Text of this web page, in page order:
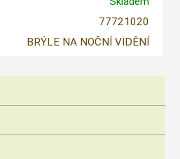
77721020
BRÝLE NA NOČNÍ VIDĚNÍ